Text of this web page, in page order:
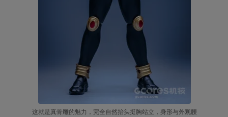
这就是真骨雕的魅力，完全自然抬头挺胸站立，身形与外观腰